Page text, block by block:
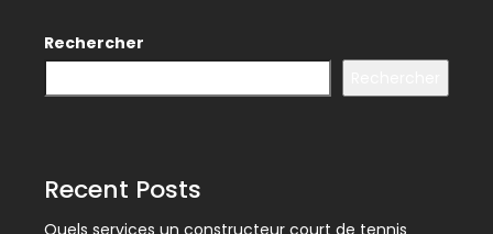
Rechercher
Recent Posts
Quels services un constructeur court de tennis